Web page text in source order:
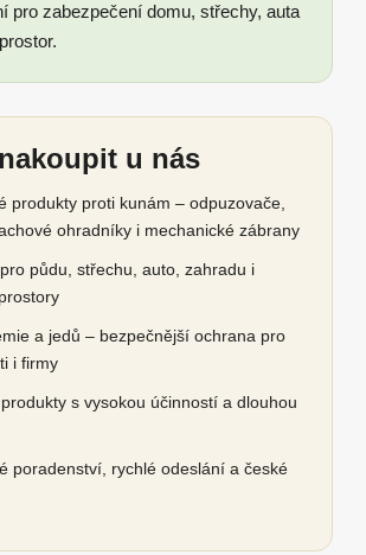
pro zabezpečení domu, střechy, auta
u nás
produkty proti kunám – odpuzovače,
ohradníky i mechanické zábrany
půdu, střechu, auto, zahradu i
a jedů – bezpečnější ochrana pro
i firmy
s vysokou účinností a dlouhou
poradenství, rychlé odeslání a české